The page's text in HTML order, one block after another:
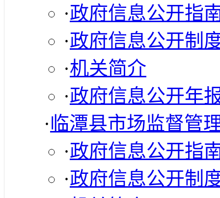
·政府信息公开指
·政府信息公开制
·机关简介
·政府信息公开年
·临潭县市场监督管
·政府信息公开指
·政府信息公开制